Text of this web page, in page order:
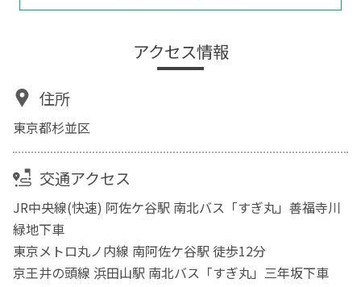
アクセス情報
住所
東京都杉並区
交通アクセス
JR中央線(快速) 阿佐ケ谷駅 南北バス「すぎ丸」善福寺川
緑地下車
東京メトロ丸ノ内線 南阿佐ケ谷駅 徒歩12分
京王井の頭線 浜田山駅 南北バス「すぎ丸」三年坂下車